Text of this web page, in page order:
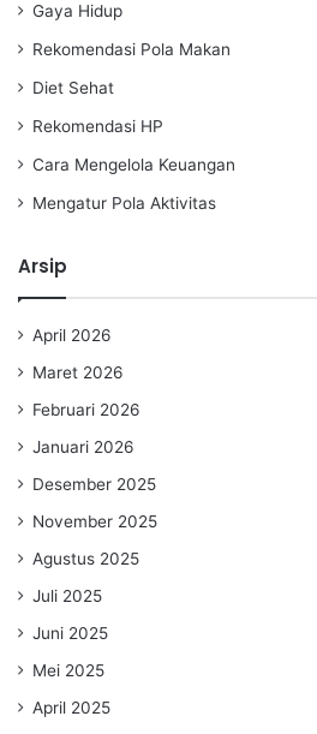
Gaya Hidup
Rekomendasi Pola Makan
Diet Sehat
Rekomendasi HP
Cara Mengelola Keuangan
Mengatur Pola Aktivitas
Arsip
April 2026
Maret 2026
Februari 2026
Januari 2026
Desember 2025
November 2025
Agustus 2025
Juli 2025
Juni 2025
Mei 2025
April 2025